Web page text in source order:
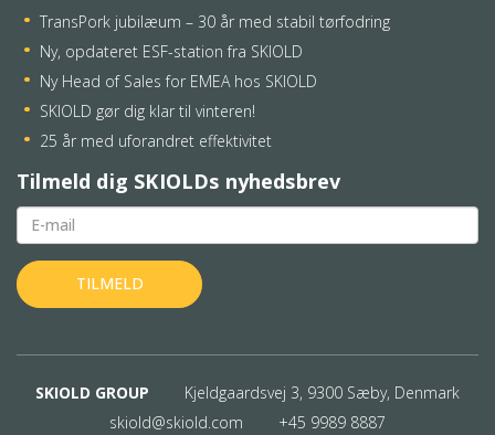
TransPork jubilæum – 30 år med stabil tørfodring
Ny, opdateret ESF-station fra SKIOLD
Ny Head of Sales for EMEA hos SKIOLD
SKIOLD gør dig klar til vinteren!
25 år med uforandret effektivitet
Tilmeld dig SKIOLDs nyhedsbrev
SKIOLD GROUP
Kjeldgaardsvej 3, 9300 Sæby, Denmark
skiold@skiold.com
+45 9989 8887